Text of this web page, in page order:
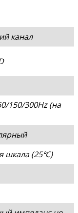
канал
150/300Hz (на
шкала (25℃)